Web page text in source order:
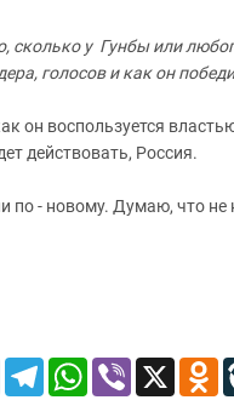
сколько у Гунбы или
голосов и как он
он воспользуется
действовать, Россия.
по - новому. Думаю, что
VK TelegramWhatsApp
Viber X